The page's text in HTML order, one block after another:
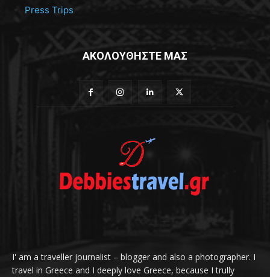
Press Trips
ΑΚΟΛΟΥΘΗΣΤΕ ΜΑΣ
I' am a traveller journalist – blogger and also a photographer. I
travel in Greece and I deeply love Greece, because I trully